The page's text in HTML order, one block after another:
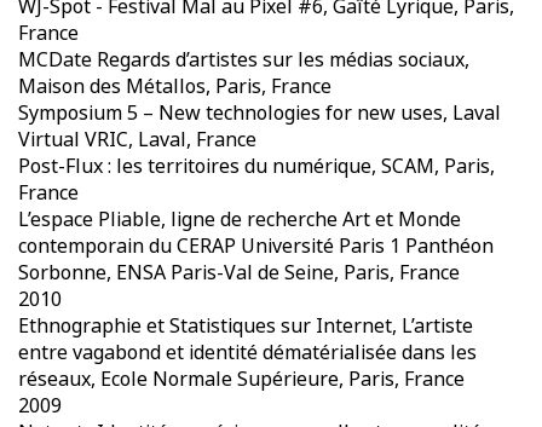
WJ-Spot - Festival Mal au Pixel #6, Gaîté Lyrique, Paris,
France
MCDate Regards d’artistes sur les médias sociaux,
Maison des Métallos, Paris, France
Symposium 5 – New technologies for new uses, Laval
Virtual VRIC, Laval, France
Post-Flux : les territoires du numérique, SCAM, Paris,
France
L’espace Pliable, ligne de recherche Art et Monde
contemporain du CERAP Université Paris 1 Panthéon
Sorbonne, ENSA Paris-Val de Seine, Paris, France
2010
Ethnographie et Statistiques sur Internet, L’artiste
entre vagabond et identité dématérialisée dans les
réseaux, Ecole Normale Supérieure, Paris, France
2009